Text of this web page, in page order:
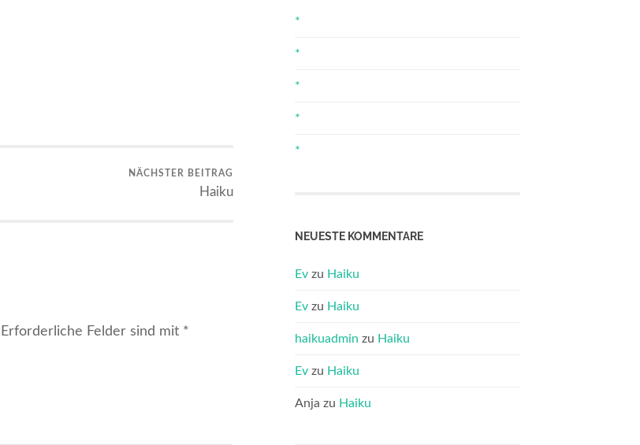
NÄCHSTER BEITRAG
Haiku
Erforderliche Felder sind mit *
*
*
*
*
*
NEUESTE KOMMENTARE
Ev zu Haiku
Ev zu Haiku
haikuadmin zu Haiku
Ev zu Haiku
Anja zu Haiku